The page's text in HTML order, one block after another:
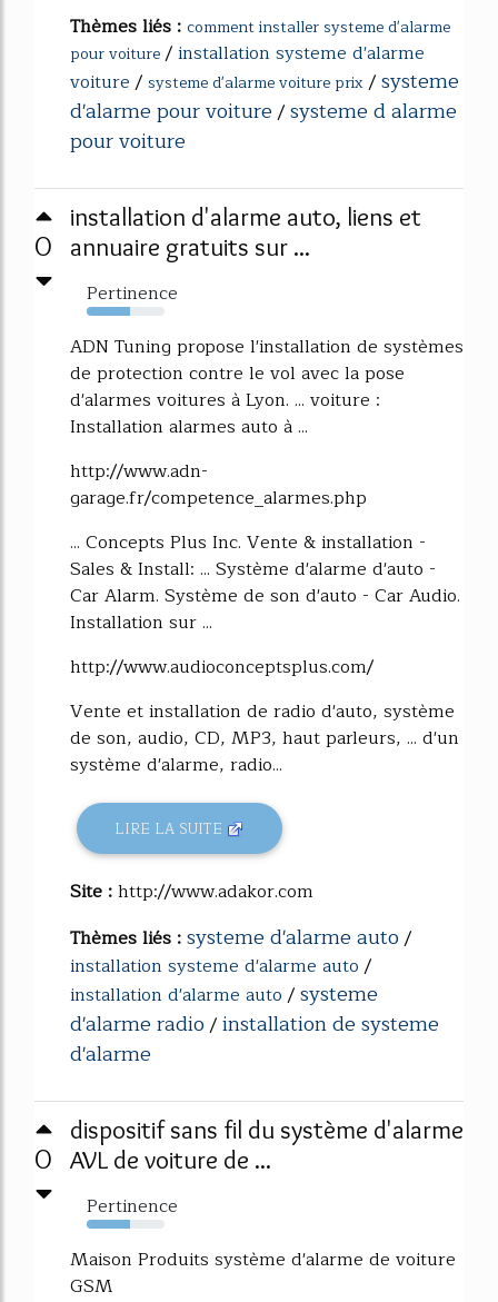
Thèmes liés : comment installer systeme d'alarme
pour voiture/installation systeme d'alarme
voiture/ systeme d'alarme voiture prix/systeme
d'alarme pour voiture/systeme d alarme
pour voiture
0
installation d'alarme auto, liens et
annuaire gratuits sur ...
Pertinence
56%
ADN Tuning propose l'installation de systèmes
de protection contre le vol avec la pose
d'alarmes voitures à Lyon. ... voiture :
Installation alarmes auto à ...
http://www.adn-
garage.fr/competence_alarmes.php
... Concepts Plus Inc. Vente & installation -
Sales & Install: ... Système d'alarme d'auto -
Car Alarm. Système de son d'auto - Car Audio.
Installation sur ...
http://www.audioconceptsplus.com/
Vente et installation de radio d'auto, système
de son, audio, CD, MP3, haut parleurs, ... d'un
système d'alarme, radio...
LIRE LA SUITE
Site :http://www.adakor.com
Thèmes liés :systeme d'alarme auto/
installation systeme d'alarme auto/
installation d'alarme auto/systeme
d'alarme radio/installation de systeme
d'alarme
0
dispositif sans fil du système d'alarme
AVL de voiture de ...
Pertinence
56%
Maison Produits système d'alarme de voiture
GSM